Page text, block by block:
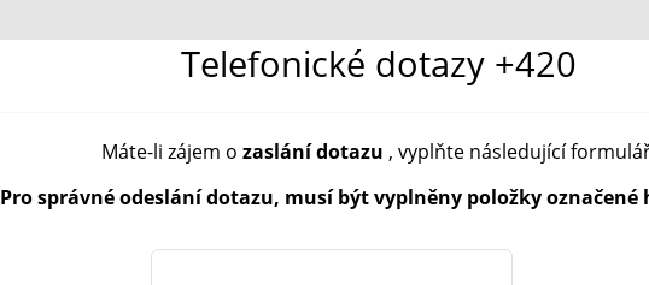
Telefonické dotazy +420
Máte-li zájem o zaslání dotazu , vyplňte následující
Pro správné odeslání dotazu, musí být vyplněny položky označené